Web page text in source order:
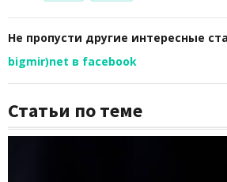
Не пропусти другие интересные
bigmir)net в facebook
Статьи по теме